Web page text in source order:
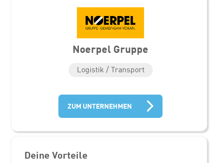
Noerpel Gruppe
Logistik / Transport
ZUM UNTERNEHMEN
Deine Vorteile